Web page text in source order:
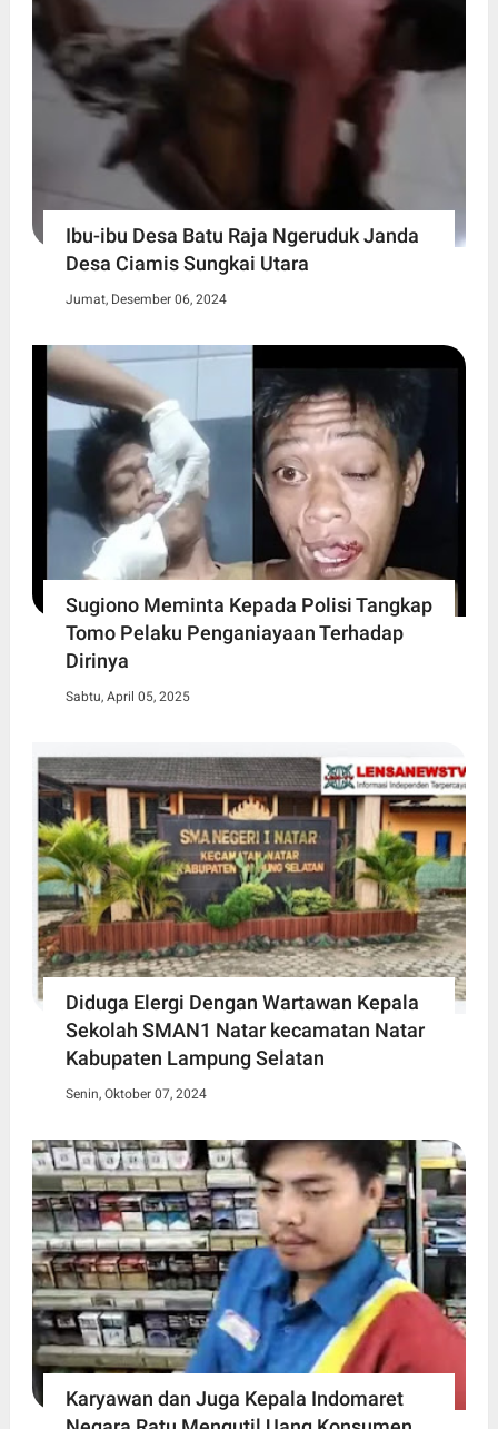
Ibu-ibu Desa Batu Raja Ngeruduk Janda
Desa Ciamis Sungkai Utara
Jumat, Desember 06, 2024
Sugiono Meminta Kepada Polisi Tangkap
Tomo Pelaku Penganiayaan Terhadap
Dirinya
Sabtu, April 05, 2025
Diduga Elergi Dengan Wartawan Kepala
Sekolah SMAN1 Natar kecamatan Natar
Kabupaten Lampung Selatan
Senin, Oktober 07, 2024
Karyawan dan Juga Kepala Indomaret